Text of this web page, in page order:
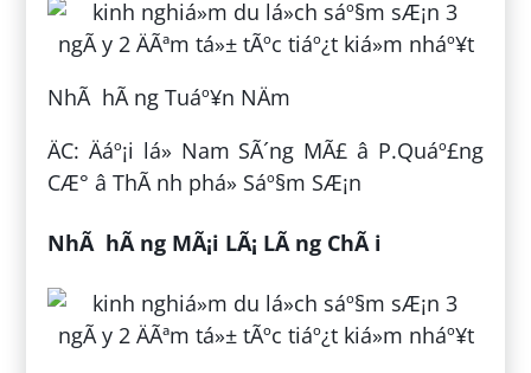
NhÃ hÃ ng Tuáº¥n NÄm
ÄC: Äáº¡i lá» Nam SÃ´ng MÃ£ â P.Quáº£ng
CÆ° â ThÃ nh phá» Sáº§m SÆ¡n
NhÃ hÃ ng MÃ¡i LÃ¡ LÃ ng ChÃ i